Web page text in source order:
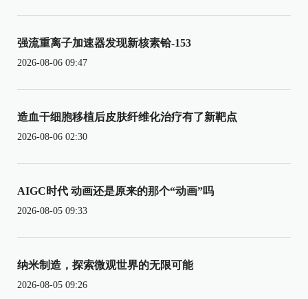
强流重离子加速器发现新核素铪-153
2026-08-06 09:47
造血干细胞移植后皮肤纤维化治疗有了新靶点
2026-08-06 02:30
AIGC时代 动画还是原来的那个“动画”吗
2026-08-05 09:33
纳米制造，探索微观世界的无限可能
2026-08-05 09:26